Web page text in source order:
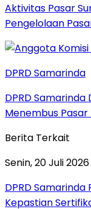
Aktivitas Pasar
Pengelolaan
DPRD Samarinda
DPRD Samarinda
Menembus
Berita Terkait
Senin, 20 Juli
DPRD Samarinda
Kepastian